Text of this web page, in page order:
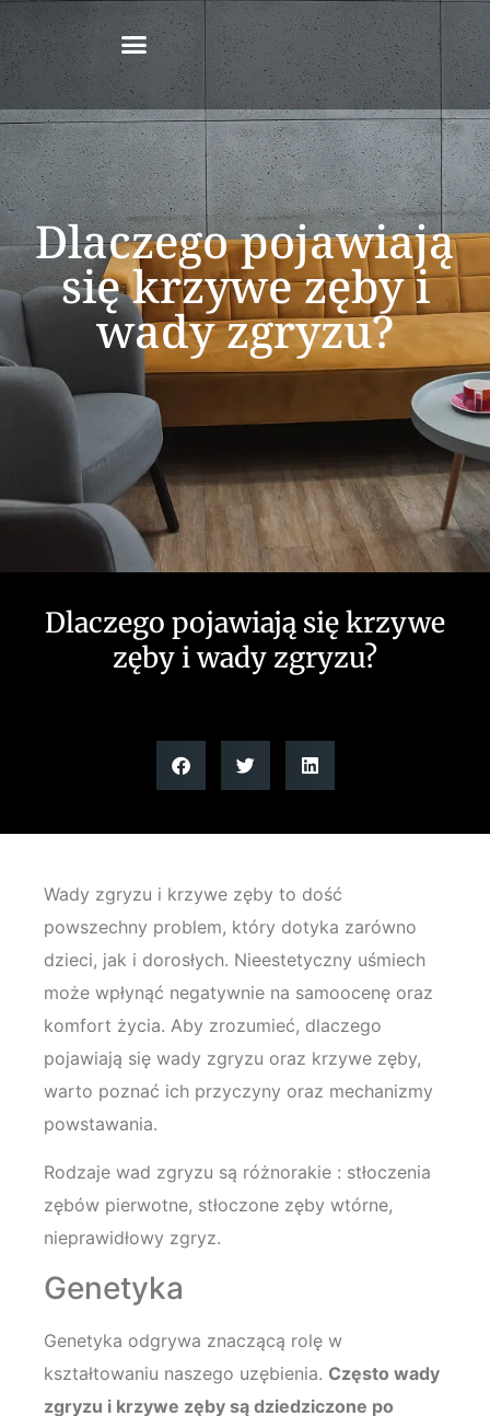
Dlaczego pojawiają
się krzywe zęby i
wady zgryzu?
Dlaczego pojawiają się krzywe
zęby i wady zgryzu?
Wady zgryzu i krzywe zęby to dość
powszechny problem, który dotyka zarówno
dzieci, jak i dorosłych. Nieestetyczny uśmiech
może wpłynąć negatywnie na samoocenę oraz
komfort życia. Aby zrozumieć, dlaczego
pojawiają się wady zgryzu oraz krzywe zęby,
warto poznać ich przyczyny oraz mechanizmy
powstawania.
Rodzaje wad zgryzu są różnorakie : stłoczenia
zębów pierwotne, stłoczone zęby wtórne,
nieprawidłowy zgryz.
Genetyka
Genetyka odgrywa znaczącą rolę w
kształtowaniu naszego uzębienia. Często wady
zgryzu i krzywe zęby są dziedziczone po